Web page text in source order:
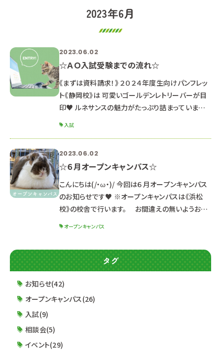
2023年6月
2023.06.02
☆ＡＯ入試受験までの流れ☆
《まずは資料請求！》 ２０２４年度生向けパンフレッ
ト《静岡校》は 可愛いゴールデンレトリーバーが目
印♥ ルネサンスの魅力がたっぷり詰まっています
同じのものになるので資料請求の必要はありま
せん。 まだお持ちでない方は是非GETしてね☆ ↓
▶資料請求はこちら 《オープンキャンパスに参加
しよ
入試
2023.06.02
☆６月オープンキャンパス☆
こんにちは(/・ω・)/ 今回は６月オープンキャンパス
のお知らせです♥ ※オープンキャンパスは《浜松
校》の校舎で行います。 お間違えの無いようお気
い日時を選んで参加してね☆ ☆体験メニューと受
付時間☆ 【午前の部】 １０：００～１３：１０ （９：４
０受付開始） 【午後の部】 １３：３０～１６：４０ （
オープンキャンパス
タグ
お知らせ(42)
オープンキャンパス(26)
入試(9)
相談会(5)
イベント(29)